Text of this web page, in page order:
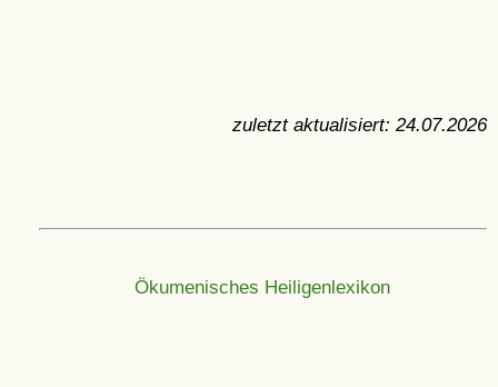
zuletzt aktualisiert: 24.07.2026
Ökumenisches Heiligenlexikon